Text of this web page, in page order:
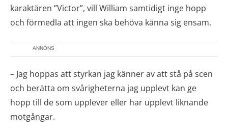
karaktären ”Victor”, vill William samtidigt inge hopp
och förmedla att ingen ska behöva känna sig ensam.
ANNONS
– Jag hoppas att styrkan jag känner av att stå på scen
och berätta om svårigheterna jag upplevt kan ge
hopp till de som upplever eller har upplevt liknande
motgångar.